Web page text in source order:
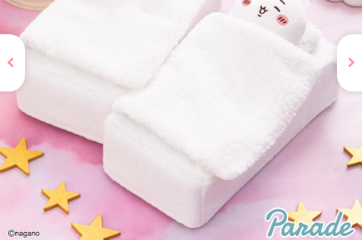
PRIZE 公式 Instagram
CAPSULE TOY 公式 X
CAPSULE TOY 公式 Instagram
プライバシーポリシー